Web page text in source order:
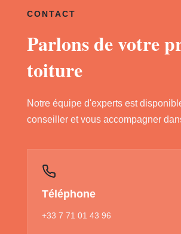
CONTACT
Parlons de votre
toiture
Notre équipe d'experts est
conseiller et vous accompagner
Téléphone
+33 7 71 01 43 96